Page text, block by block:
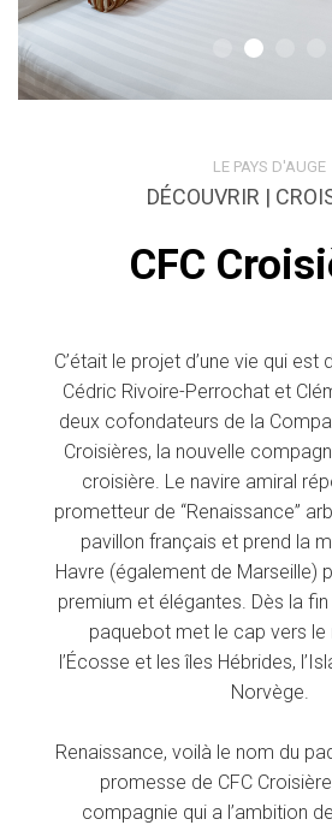
LE PAYS D'AUGE
DÉCOUVRIR |
CFC
C’était le projet d’une vie qui est
Cédric Rivoire-Perrochat et
deux cofondateurs de la
Croisières, la nouvelle
croisière. Le navire amiral
prometteur de “Renaissance”
pavillon français et prend la
Havre (également de Marseille)
premium et élégantes. Dès la
paquebot met le cap vers le
l’Écosse et les îles Hébrides,
Norvège.
Renaissance, voilà le nom du
promesse de CFC
compagnie qui a l’ambition